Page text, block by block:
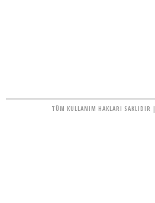
TÜM KULLANIM HAKLARI SAKLIDIR |